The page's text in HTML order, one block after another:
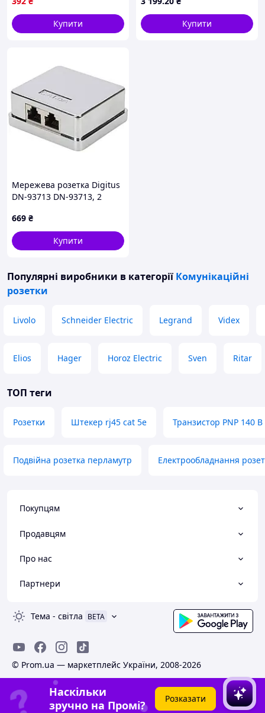
FCSL-1B Nes22/Q
Купити
скляна рамка
Купити
Мережева розетка Digitus
DN-93713 DN-93713, 2
поверхневого монтажу
669 ₴
Купити
Популярні виробники в категорії Комунікаційні
розетки
Livolo Schneider Electric Legrand Videx
Elios Hager Horoz Electric Sven Ritar
ТОП теги
Розетки Штекер rj45 cat 5e Транзистор PNP 140
Подвійна розетка перламутр Електрообладнання
Покупцям
Продавцям
Про нас
Партнери
Тема - світла BETA
© Prom.ua — маркетплейс України, 2008-2026
Наскільки
зручно на Промі?
Розказати